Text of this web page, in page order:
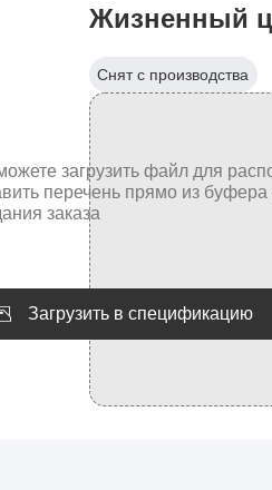
Жизненный
Снят с производства
Загрузить в спецификацию